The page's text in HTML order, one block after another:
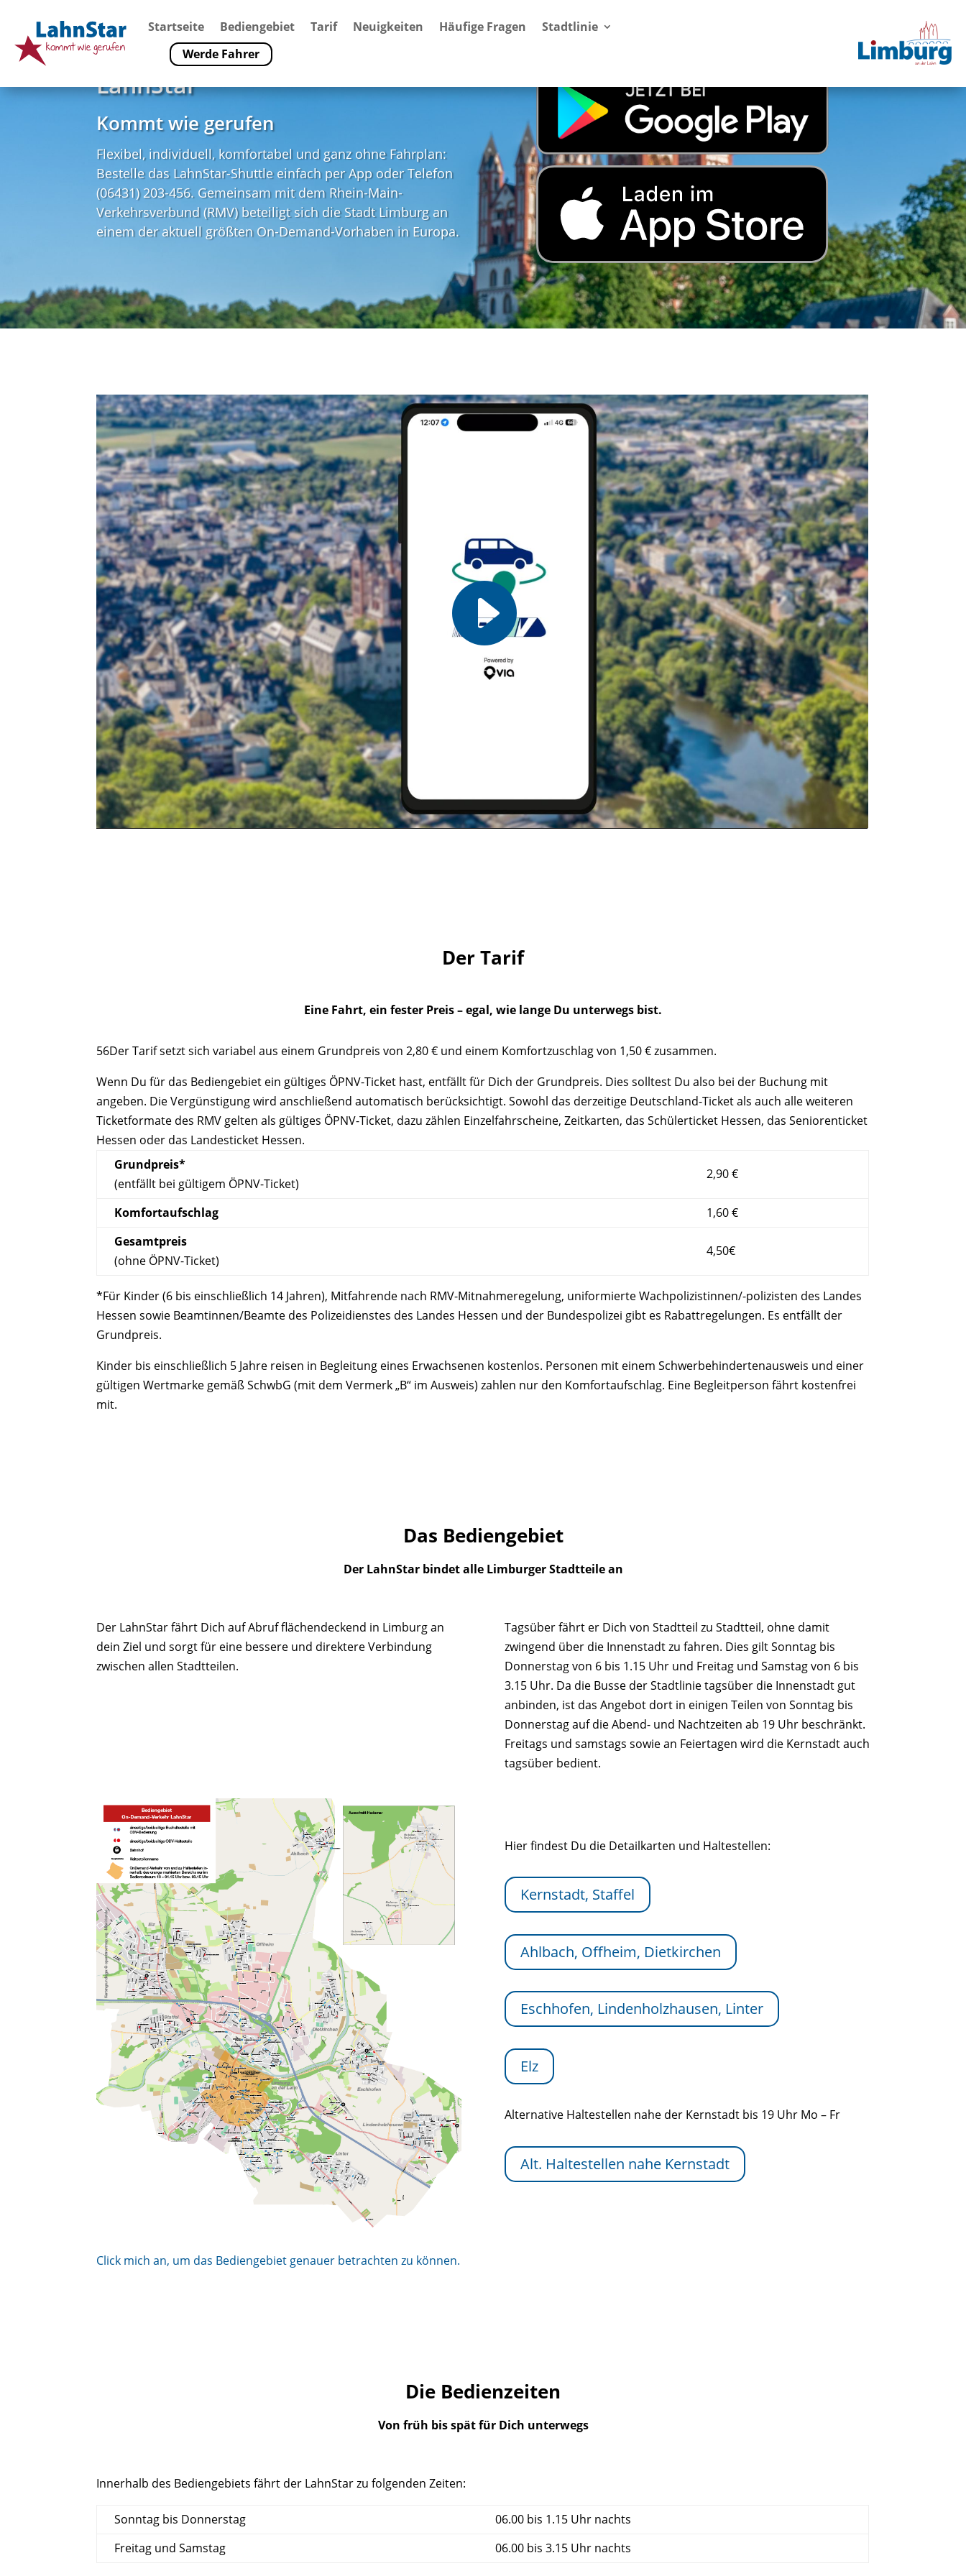
Startseite Bediengebiet Tarif Neuigkeiten Häufige Fragen
Stadtlinie
Werde Fahrer
LahnStar
Kommt wie gerufen
Flexibel, individuell, komfortabel und ganz ohne Fahrplan:
Bestelle das LahnStar-Shuttle einfach per App oder Telefon
(06431) 203-456. Gemeinsam mit dem Rhein-Main-
Verkehrsverbund (RMV) beteiligt sich die Stadt Limburg an
einem der aktuell größten On-Demand-Vorhaben in Europa.
Der Tarif
Eine Fahrt, ein fester Preis – egal, wie lange Du unterwegs bist.
56Der Tarif setzt sich variabel aus einem Grundpreis von 2,80 € und einem Komfortzuschlag von 1,50 € zusammen.
Wenn Du für das Bediengebiet ein gültiges ÖPNV-Ticket hast, entfällt für Dich der Grundpreis. Dies solltest Du also bei der Buchung mit
angeben. Die Vergünstigung wird anschließend automatisch berücksichtigt. Sowohl das derzeitige Deutschland-Ticketals auch alle weiteren
Ticketformate des RMV gelten als gültiges ÖPNV-Ticket, dazu zählen Einzelfahrscheine, Zeitkarten, das Schülerticket Hessen, das Seniorenticket
Hessen oder das Landesticket Hessen.
Grundpreis*
(entfällt bei gültigem ÖPNV-Ticket)
2,90 €
Komfortaufschlag
1,60 €
Gesamtpreis
(ohne ÖPNV-Ticket)
4,50€
*Für Kinder (6 bis einschließlich 14 Jahren), Mitfahrende nach RMV-Mitnahmeregelung, uniformierte Wachpolizistinnen/-polizisten des Landes
Hessen sowie Beamtinnen/Beamte des Polizeidienstes des Landes Hessen und der Bundespolizei gibt es Rabattregelungen. Es entfällt der
Grundpreis.
Kinder bis einschließlich 5 Jahre reisen in Begleitung eines Erwachsenen kostenlos. Personen mit einem Schwerbehindertenausweis und einer
gültigen Wertmarke gemäß SchwbG (mit dem Vermerk „B“ im Ausweis) zahlen nur den Komfortaufschlag. Eine Begleitperson fährt kostenfrei
mit.
Das Bediengebiet
Der LahnStar bindet alle Limburger Stadtteile an
Der LahnStar fährt Dich auf Abruf flächendeckend in Limburg an
dein Ziel und sorgt für eine bessere und direktere Verbindung
zwischen allen Stadtteilen.
Tagsüber fährt er Dich von Stadtteil zu Stadtteil, ohne damit
zwingend über die Innenstadt zu fahren. Dies gilt Sonntag bis
Donnerstag von 6 bis 1.15 Uhr und Freitag und Samstag von 6 bis
3.15 Uhr. Da die Busse der Stadtlinie tagsüber die Innenstadt gut
anbinden, ist das Angebot dort in einigen Teilen von Sonntag bis
Donnerstag auf die Abend- und Nachtzeiten ab 19 Uhr beschränkt.
Freitags und samstags sowie an Feiertagen wird die Kernstadt auch
tagsüber bedient.
Click mich an, um das Bediengebiet genauer betrachten zu können.
Hier findest Du die Detailkarten und Haltestellen:
Kernstadt, Staffel
Ahlbach, Offheim, Dietkirchen
Eschhofen, Lindenholzhausen, Linter
Elz
Alternative Haltestellen nahe der Kernstadt bis 19 Uhr Mo – Fr
Alt. Haltestellen nahe Kernstadt
Die Bedienzeiten
Von früh bis spät für Dich unterwegs
Innerhalb des Bediengebiets fährt der LahnStar zu folgenden Zeiten:
Sonntag bis Donnerstag
06.00 bis 1.15 Uhr nachts
Freitag und Samstag
06.00 bis 3.15 Uhr nachts